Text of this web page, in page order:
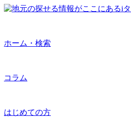
ホーム・検索
コラム
はじめての方